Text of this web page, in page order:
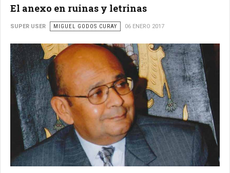
El anexo en ruinas y letrinas
SUPER USER MIGUEL GODOS CURAY 06 ENERO 2017